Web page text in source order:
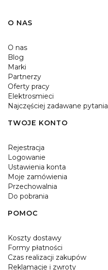
O NAS
O nas
Blog
Marki
Partnerzy
Oferty pracy
Elektrosmieci
Najczęściej zadawane pytania
TWOJE KONTO
Rejestracja
Logowanie
Ustawienia konta
Moje zamówienia
Przechowalnia
Do pobrania
POMOC
Koszty dostawy
Formy płatności
Czas realizacji zakupów
Reklamacje i zwroty